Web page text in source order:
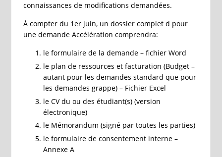
connaissances de modifications demandées.
À compter du 1er juin, un dossier complet d pour
une demande Accélération comprendra:
le formulaire de la demande – fichier Word
le plan de ressources et facturation (Budget –
autant pour les demandes standard que pour
les demandes grappe) – Fichier Excel
le CV du ou des étudiant(s) (version
électronique)
le Mémorandum (signé par toutes les parties)
le formulaire de consentement interne –
Annexe A